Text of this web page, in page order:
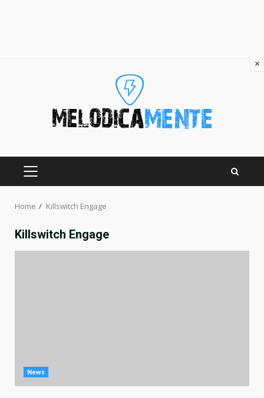
PRIMARY
Home Killswitch Engage
Killswitch Engage
News
×